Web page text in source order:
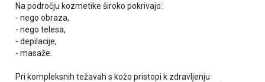
Na področju kozmetike široko pokrivajo:
- nego obraza,
- nego telesa,
- depilacije,
- masaže.
Pri kompleksnih težavah s kožo pristopi k zdravljenju